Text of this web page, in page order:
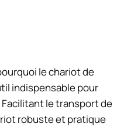
le chariot de
indispensable pour
le transport de
robuste et pratique